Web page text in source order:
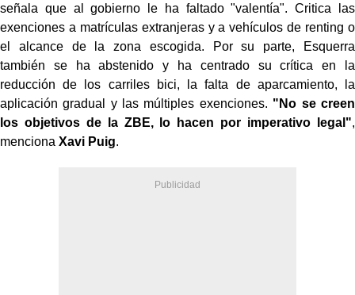
señala que al gobierno le ha faltado "valentía". Critica las
exenciones a matrículas extranjeras y a vehículos de renting o
el alcance de la zona escogida. Por su parte, Esquerra
también se ha abstenido y ha centrado su crítica en la
reducción de los carriles bici, la falta de aparcamiento, la
aplicación gradual y las múltiples exenciones. "No se creen
los objetivos de la ZBE, lo hacen por imperativo legal",
menciona Xavi Puig.